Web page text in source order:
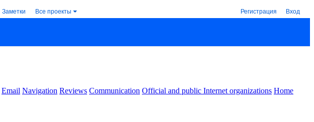
Заметки Все проекты Регистрация Вход
Email Navigation Reviews Communication Official and public Internet organizations Home